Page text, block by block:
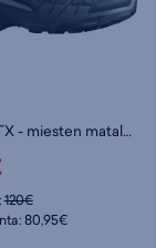
Extegra GTX - miesten matalavartinen vaelluskenkä
120€
80,95€